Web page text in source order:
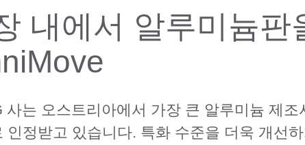
내에서 알루미늄판
사는 오스트리아에서 가장 큰 알루미늄 제
인정받고 있습니다. 특화 수준을 더욱 개선